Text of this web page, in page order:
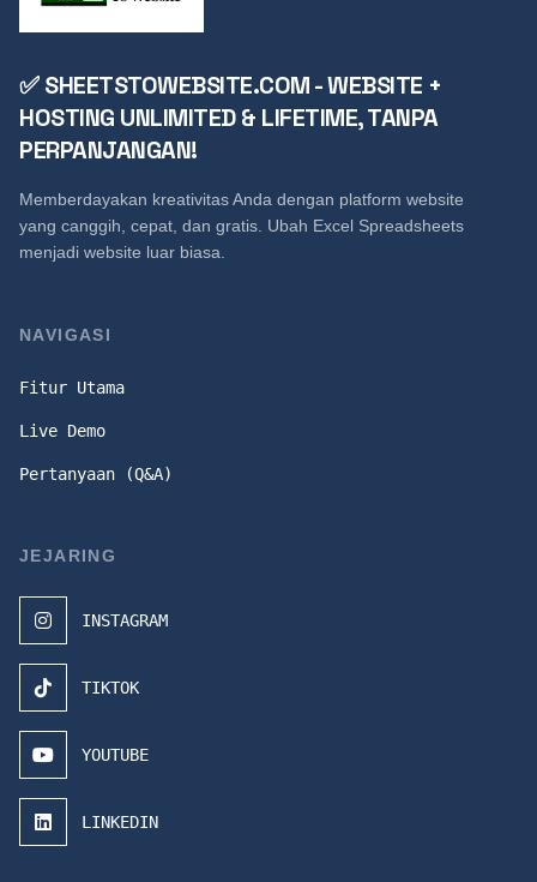
✅ SHEETSTOWEBSITE.COM - WEBSITE +
HOSTING UNLIMITED & LIFETIME, TANPA
PERPANJANGAN!
Memberdayakan kreativitas Anda dengan platform website
yang canggih, cepat, dan gratis. Ubah Excel Spreadsheets
menjadi website luar biasa.
NAVIGASI
Fitur Utama
Live Demo
Pertanyaan (Q&A)
JEJARING
INSTAGRAM
TIKTOK
YOUTUBE
LINKEDIN